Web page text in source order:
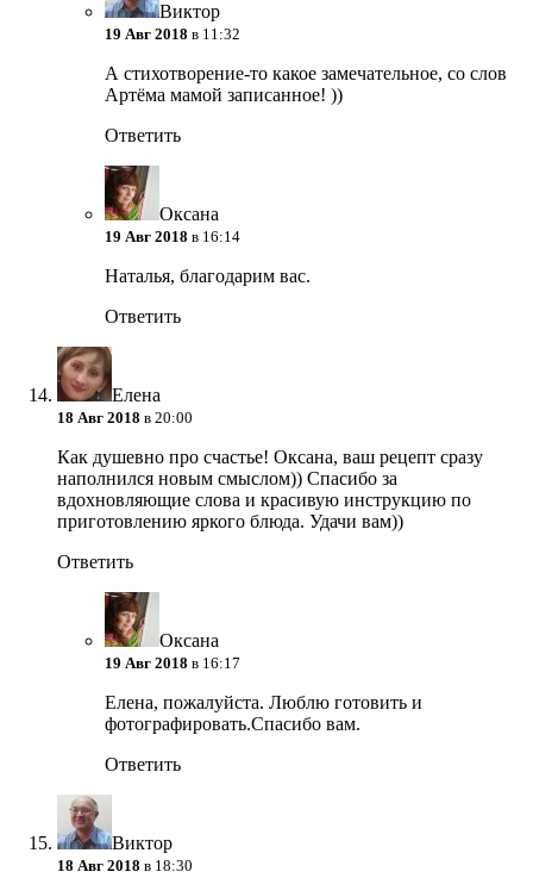
Виктор
19 Авг 2018 в 11:32
А стихотворение-то какое замечательное, со слов
Артёма мамой записанное! ))
Ответить
Оксана
19 Авг 2018 в 16:14
Наталья, благодарим вас.
Ответить
Елена
18 Авг 2018 в 20:00
Как душевно про счастье! Оксана, ваш рецепт сразу
наполнился новым смыслом)) Спасибо за
вдохновляющие слова и красивую инструкцию по
приготовлению яркого блюда. Удачи вам))
Ответить
Оксана
19 Авг 2018 в 16:17
Елена, пожалуйста. Люблю готовить и
фотографировать.Спасибо вам.
Ответить
Виктор
18 Авг 2018 в 18:30